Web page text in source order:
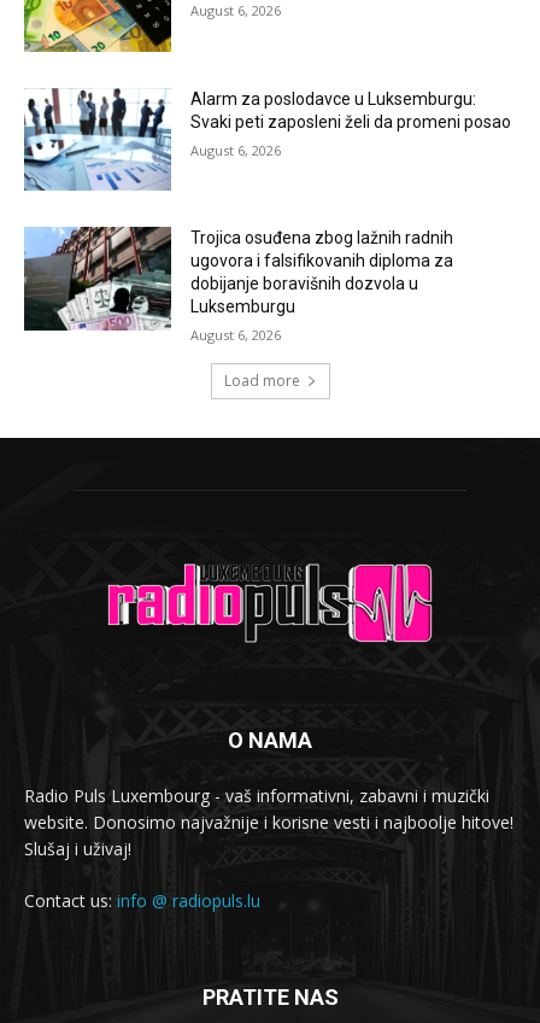
August 6, 2026
Alarm za poslodavce u Luksemburgu:
Svaki peti zaposleni želi da promeni posao
August 6, 2026
Trojica osuđena zbog lažnih radnih
ugovora i falsifikovanih diploma za
dobijanje boravišnih dozvola u
Luksemburgu
August 6, 2026
Load more
O NAMA
Radio Puls Luxembourg - vaš informativni, zabavni i muzički
website. Donosimo najvažnije i korisne vesti i najboolje hitove!
Slušaj i uživaj!
Contact us: info @ radiopuls.lu
PRATITE NAS